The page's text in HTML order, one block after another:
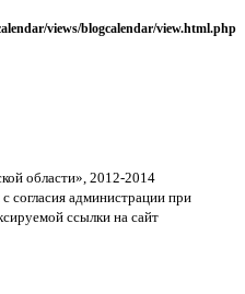
views/blogcalendar/view.html.php
области», 2012-2014
согласия администрации при
ссылки на сайт